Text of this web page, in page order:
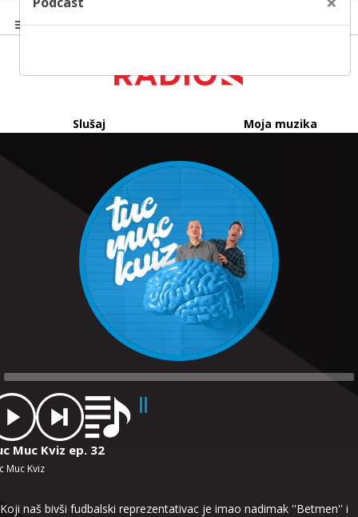
Slušaj Moja muzika
Muc Kviz ep. 32
Muc Kviz
Koji naš bivši fudbalski reprezentativac je imao nadimak ''Betmen'' i